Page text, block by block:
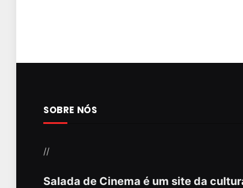
SOBRE NÓS
//
Salada de Cinema é um site da